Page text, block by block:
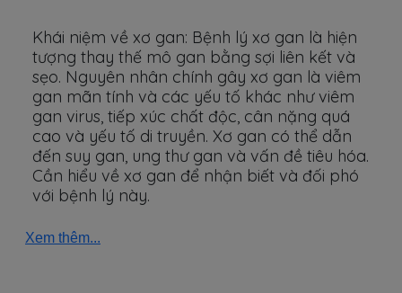
Khái niệm về xơ gan: Bệnh lý xơ gan là hiện
tượng thay thế mô gan bằng sợi liên kết và
sẹo. Nguyên nhân chính gây xơ gan là viêm
gan mãn tính và các yếu tố khác như viêm
gan virus, tiếp xúc chất độc, cân nặng quá
cao và yếu tố di truyền. Xơ gan có thể dẫn
đến suy gan, ung thư gan và vấn đề tiêu hóa.
Cần hiểu về xơ gan để nhận biết và đối phó
với bệnh lý này.
Xem thêm...